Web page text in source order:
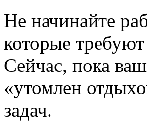
Не начинайте
которые
Сейчас, пока
«утомлен
задач.